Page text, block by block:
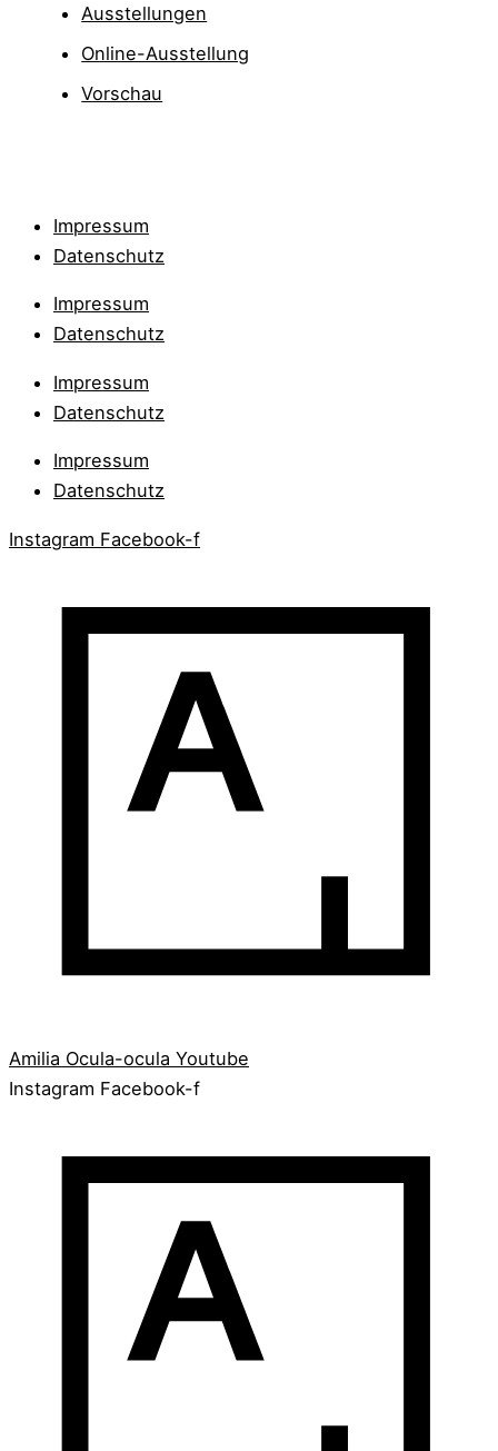
Ausstellungen
Online-Ausstellung
Vorschau
Impressum
Datenschutz
Impressum
Datenschutz
Impressum
Datenschutz
Impressum
Datenschutz
Instagram Facebook-f
Amilia Ocula-ocula Youtube
Instagram Facebook-f